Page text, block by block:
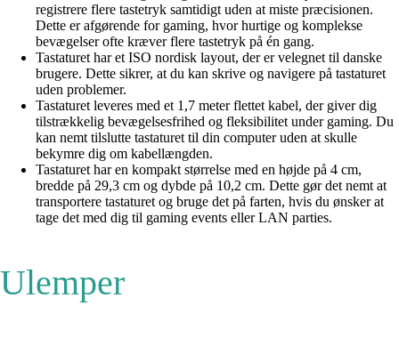
registrere flere tastetryk samtidigt uden at miste præcisionen.
Dette er afgørende for gaming, hvor hurtige og komplekse
bevægelser ofte kræver flere tastetryk på én gang.
Tastaturet har et ISO nordisk layout, der er velegnet til danske
brugere. Dette sikrer, at du kan skrive og navigere på tastaturet
uden problemer.
Tastaturet leveres med et 1,7 meter flettet kabel, der giver dig
tilstrækkelig bevægelsesfrihed og fleksibilitet under gaming. Du
kan nemt tilslutte tastaturet til din computer uden at skulle
bekymre dig om kabellængden.
Tastaturet har en kompakt størrelse med en højde på 4 cm,
bredde på 29,3 cm og dybde på 10,2 cm. Dette gør det nemt at
transportere tastaturet og bruge det på farten, hvis du ønsker at
tage det med dig til gaming events eller LAN parties.
Ulemper